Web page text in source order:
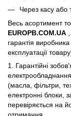
Через касу або
Весь асортимент
EUROPB.COM.UA
гарантія
експлуатації товару)
1. Гарантійні
(масла, фільтри,
електронні блоки,
перевіряється на